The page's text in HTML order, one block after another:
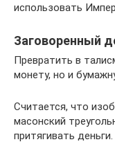
использовать
Заговоренный
Превратить в
монету, но и
Считается, что
масонский
притягивать деньги.